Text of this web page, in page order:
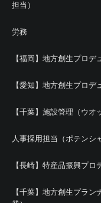
担当）
労務
【福岡】地方創生プロデ
【愛知】地方創生プロデ
【千葉】施設管理（ウオ
人事採用担当（ポテンシ
【長崎】特産品振興プロ
【千葉】地方創生プラ